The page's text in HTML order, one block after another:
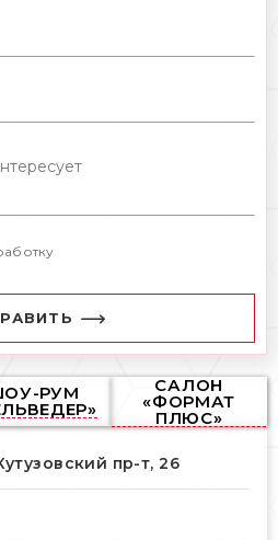
РУМ САЛОН
«ФОРМАТ
ПЛЮС»
пр-т, 26